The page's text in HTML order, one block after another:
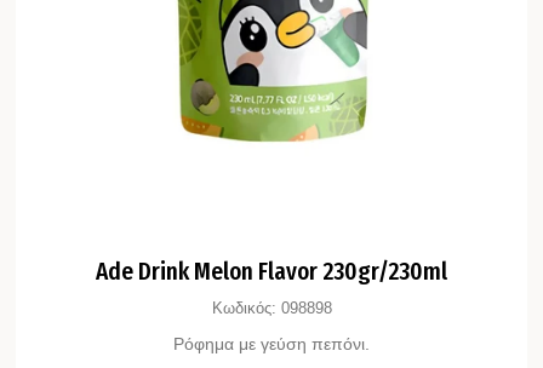
Ade Drink Melon Flavor 230gr/230ml
Κωδικός: 098898
Ρόφημα με γεύση πεπόνι.